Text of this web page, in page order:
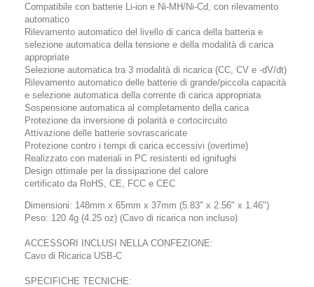
Compatibile con batterie Li-ion e Ni-MH/Ni-Cd, con rilevamento
automatico
Rilevamento automatico del livello di carica della batteria e
selezione automatica della tensione e della modalità di carica
appropriate
Selezione automatica tra 3 modalità di ricarica (CC, CV e -dV/dt)
Rilevamento automatico delle batterie di grande/piccola capacità
e selezione automatica della corrente di carica appropriata
Sospensione automatica al completamento della carica
Protezione da inversione di polarità e cortocircuito
Attivazione delle batterie sovrascaricate
Protezione contro i tempi di carica eccessivi (overtime)
Realizzato con materiali in PC resistenti ed ignifughi
Design ottimale per la dissipazione del calore
certificato da RoHS, CE, FCC e CEC
Dimensioni: 148mm x 65mm x 37mm (5.83" x 2.56" x 1.46")
Peso: 120.4g (4.25 oz) (Cavo di ricarica non incluso)
ACCESSORI INCLUSI NELLA CONFEZIONE:
Cavo di Ricarica USB-C
SPECIFICHE TECNICHE: